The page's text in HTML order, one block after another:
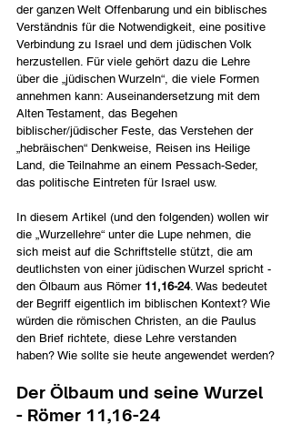
der ganzen Welt Offenbarung und ein biblisches
Verständnis für die Notwendigkeit, eine positive
Verbindung zu Israel und dem jüdischen Volk
herzustellen. Für viele gehört dazu die Lehre
über die „jüdischen Wurzeln“, die viele Formen
annehmen kann: Auseinandersetzung mit dem
Alten Testament, das Begehen
biblischer/jüdischer Feste, das Verstehen der
„hebräischen“ Denkweise, Reisen ins Heilige
Land, die Teilnahme an einem Pessach-Seder,
das politische Eintreten für Israel usw.
In diesem Artikel (und den folgenden) wollen wir
die „Wurzellehre“ unter die Lupe nehmen, die
sich meist auf die Schriftstelle stützt, die am
deutlichsten von einer jüdischen Wurzel spricht -
den Ölbaum aus Römer 11,16-24. Was bedeutet
der Begriff eigentlich im biblischen Kontext? Wie
würden die römischen Christen, an die Paulus
den Brief richtete, diese Lehre verstanden
haben? Wie sollte sie heute angewendet werden?
Der Ölbaum und seine Wurzel
- Römer 11,16-24